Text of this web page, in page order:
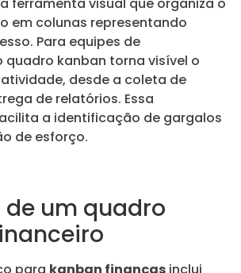
em colunas representando
Para equipes de
quadro kanban torna visível o
desde a coleta de
de relatórios. Essa
a identificação de gargalos
de esforço.
de um quadro